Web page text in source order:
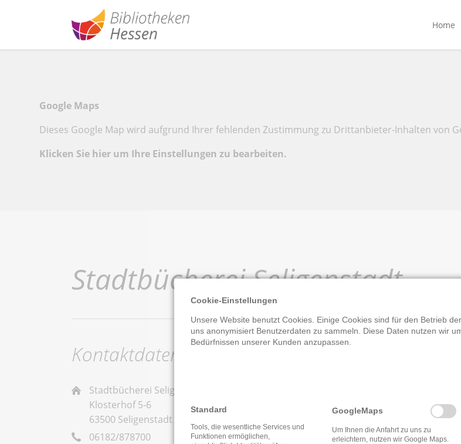
Home
Google Maps
Dieses Google Map wird aufgrund Ihrer fehlenden Zustimmung zu Drittanbieter-Inhalten von
Klicken Sie hier um Ihre Einstellungen zu bearbeiten.
Stadtbücherei Seligenstadt
Kontaktdaten
Stadtbücherei Seligenstadt
Klosterhof 5-6
63500 Seligenstadt
06182/878700
Dienstag
Mittwoch
Cookie-Einstellungen
Unsere Website benutzt Cookies. Einige Cookies sind für den Betrieb
uns anonymisiert Benutzerdaten zu sammeln. Diese Daten nutzen wir
Bedürfnissen unserer Kunden anzupassen.
Standard
Tools, die wesentliche Services und
Funktionen ermöglichen,
GoogleMaps
Um Ihnen die Anfahrt zu uns zu
erleichtern, nutzen wir Google Maps.